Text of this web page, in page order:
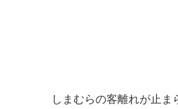
しまむらの客離れが止ま